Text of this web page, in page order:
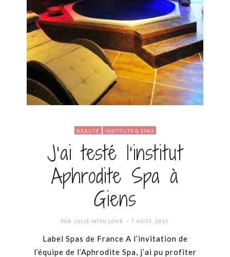
BEAUTÉ INSTITUTS & SPAS
J’ai testé l’institut
Aphrodite Spa à
Giens
PAR JULIE WITH LOVE
POSTED
7 AOÛT, 2015
Label Spas de France A l’invitation de
l’équipe de l’Aphrodite Spa, j’ai pu profiter